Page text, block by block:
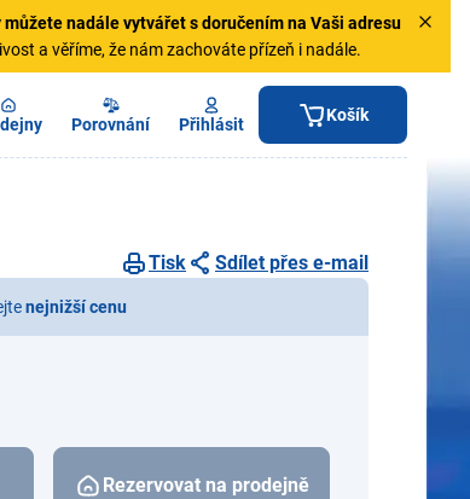
můžete nadále vytvářet s doručením na Vaši adresu
a věříme, že nám zachováte přízeň i nadále.
Porovnání Přihlásit Košík
Tisk Sdílet přes e-mail
nejnižší cenu
Rezervovat na prodejně